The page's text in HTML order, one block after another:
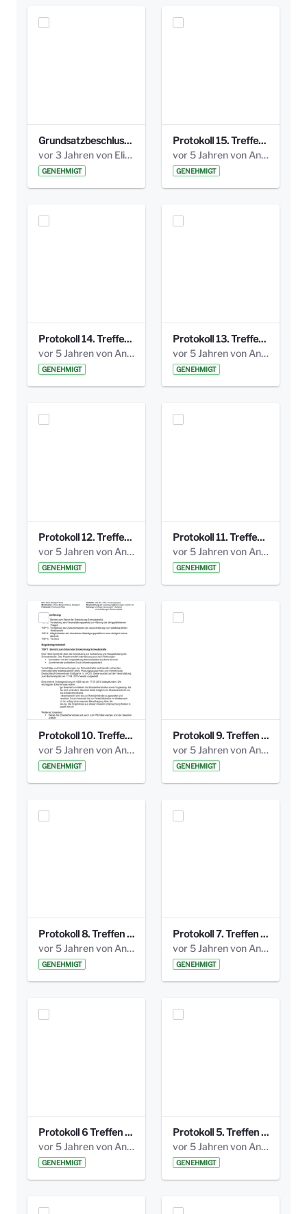
Grundsatzbeschluss Bismarckplatz_440_2021.pdf
vor 3 Jahren von Elisa Söll
GENEHMIGT
Protokoll 15. Treffen 20161006 AG Bismarckplatz.pdf
vor 5 Jahren von Anni Schlumberger
GENEHMIGT
Protokoll 14. Treffen 20160613 AG Bismarckplatz.pdf
vor 5 Jahren von Anni Schlumberger
GENEHMIGT
Protokoll 13. Treffen 20151130 AG Bismarckplatz.pdf
vor 5 Jahren von Anni Schlumberger
GENEHMIGT
Protokoll 12. Treffen 20150921 AG Bismarckplatz.pdf
vor 5 Jahren von Anni Schlumberger
GENEHMIGT
Protokoll 11. Treffen 20150901 AG Bismarckplatz.pdf
vor 5 Jahren von Anni Schlumberger
GENEHMIGT
Protokoll 10. Treffen 20150720 AG Bismarckplatz.pdf
vor 5 Jahren von Anni Schlumberger
GENEHMIGT
Protokoll 9. Treffen 20150528 AG Bismarckplatz.pdf
vor 5 Jahren von Anni Schlumberger
GENEHMIGT
Protokoll 8. Treffen 20150330 AG Bismarckplatz.pdf
vor 5 Jahren von Anni Schlumberger
GENEHMIGT
Protokoll 7. Treffen 20150308 AG Bismarckplatz.pdf
vor 5 Jahren von Anni Schlumberger
GENEHMIGT
Protokoll 6 Treffen 20150205 AG Bismarckplatz.pdf
vor 5 Jahren von Anni Schlumberger
GENEHMIGT
Protokoll 5. Treffen 20141208 AG Bismarkplatz.pdf
vor 5 Jahren von Anni Schlumberger
GENEHMIGT